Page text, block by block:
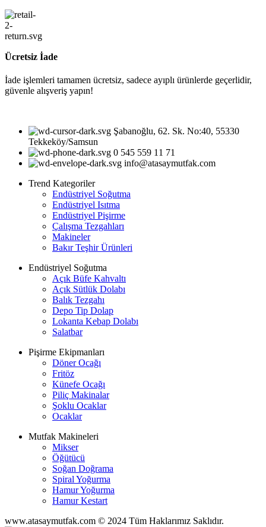
Ücretsiz İade
İade işlemleri tamamen ücretsiz, sadece ayıplı ürünlerde geçerlidir,
güvenle alışveriş yapın!
Şabanoğlu, 62. Sk. No:40, 55330
Tekkeköy/Samsun
0 545 559 11 71
info@atasaymutfak.com
Trend Kategoriler
Endüstriyel Soğutma
Endüstriyel Isıtma
Endüstriyel Pişirme
Çalışma Tezgahları
Makineler
Bakır Teşhir Ürünleri
Endüstriyel Soğutma
Açık Büfe Kahvaltı
Açık Sütlük Dolabı
Balık Tezgahı
Depo Tip Dolap
Lokanta Kebap Dolabı
Salatbar
Pişirme Ekipmanları
Döner Ocağı
Fritöz
Künefe Ocağı
Piliç Makinalar
Şoklu Ocaklar
Ocaklar
Mutfak Makineleri
Mikser
Öğütücü
Soğan Doğrama
Spiral Yoğurma
Hamur Yoğurma
Hamur Kestart
www.atasaymutfak.com © 2024 Tüm Haklarımız Saklıdır.